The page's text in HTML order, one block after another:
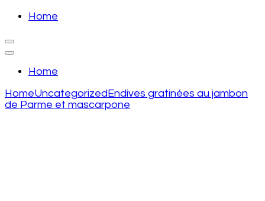
Skip
content
(Press
recette de grand mere
Home
recette de grand mere
Home
HomeUncategorizedEndives gratinées au jambon
de Parme et mascarpone